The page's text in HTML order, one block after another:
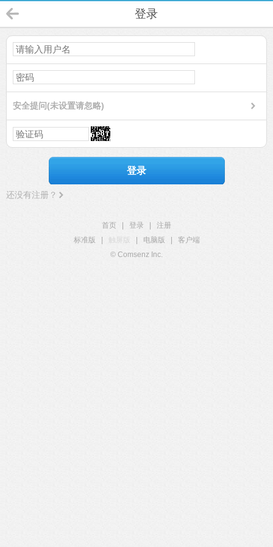
登录
安全提问(未设置请忽略)
登录
还没有注册？
首页 登录
注册
标准版
触屏版 电脑版
客户端
© Comsenz Inc.